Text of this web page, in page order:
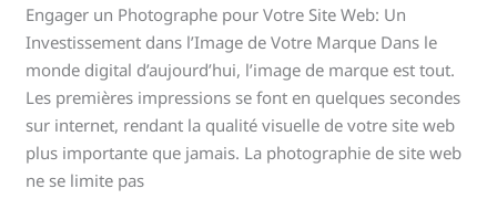
Engager un Photographe pour Votre Site Web: Un
Investissement dans l’Image de Votre Marque Dans le
monde digital d’aujourd’hui, l’image de marque est tout.
Les premières impressions se font en quelques secondes
sur internet, rendant la qualité visuelle de votre site web
plus importante que jamais. La photographie de site web
ne se limite pas